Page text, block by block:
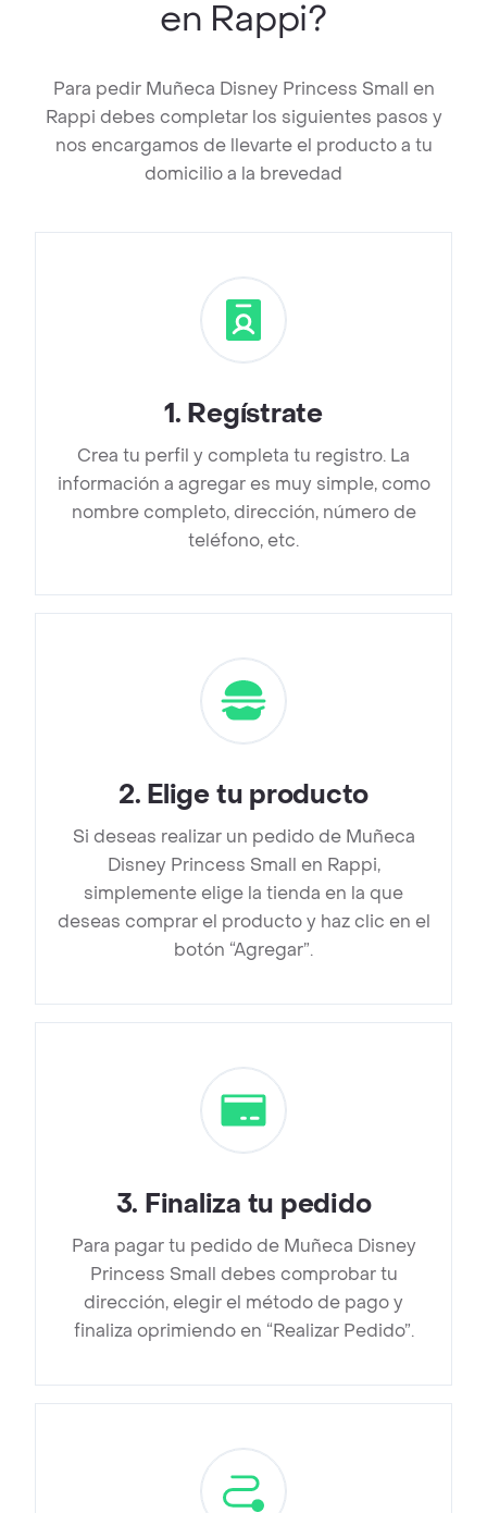
en Rappi?
Para pedir Muñeca Disney Princess Small en
Rappi debes completar los siguientes pasos y
nos encargamos de llevarte el producto a tu
domicilio a la brevedad
1. Regístrate
Crea tu perfil y completa tu registro. La
información a agregar es muy simple, como
nombre completo, dirección, número de
teléfono, etc.
2. Elige tu producto
Si deseas realizar un pedido de Muñeca
Disney Princess Small en Rappi,
simplemente elige la tienda en la que
deseas comprar el producto y haz clic en el
botón “Agregar”.
3. Finaliza tu pedido
Para pagar tu pedido de Muñeca Disney
Princess Small debes comprobar tu
dirección, elegir el método de pago y
finaliza oprimiendo en “Realizar Pedido”.